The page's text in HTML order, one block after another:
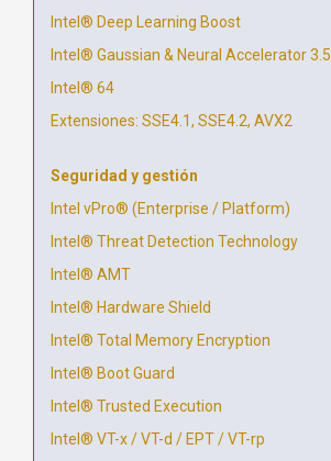
Intel® Deep Learning Boost
Intel® Gaussian & Neural Accelerator 3.5
Intel® 64
Extensiones: SSE4.1, SSE4.2, AVX2
Seguridad y gestión
Intel vPro® (Enterprise / Platform)
Intel® Threat Detection Technology
Intel® AMT
Intel® Hardware Shield
Intel® Total Memory Encryption
Intel® Boot Guard
Intel® Trusted Execution
Intel® VT-x / VT-d / EPT / VT-rp